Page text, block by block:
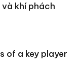
khí phách
of a key player